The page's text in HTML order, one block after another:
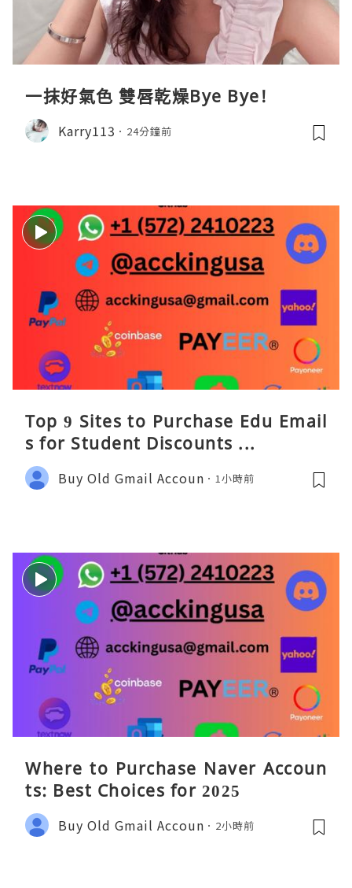
一抹好氣色 雙唇乾燥Bye Bye!
Karry113 24分鐘前
Top 9 Sites to Purchase Edu Email
s for Student Discounts ...
Buy Old Gmail Accoun 1小時前
Where to Purchase Naver Accoun
ts: Best Choices for 2025
Buy Old Gmail Accoun 2小時前